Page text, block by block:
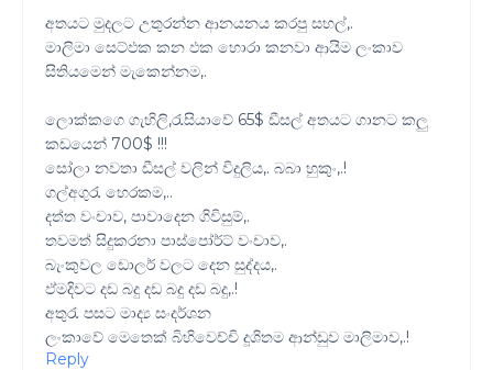
අතයට මුදලට උතුරන්න ආනයනය කරපු සහල්,.
මාලිමා සෙට්ඵක කන ඵක හොරා කනවා ආයිම ලංකාව
සිතියමෙන් මැකෙන්නම,.
ලොක්කගෙ ගැහිලි,රැසියාවේ 65$ ඩීසල් අතයට ගානට කලු
කඩයෙන් 700$ !!!
සෝලා නවතා ඩීසල් වලින් විදුලිය,. බබා හුකුං,.!
ගල්අගුරැ හෙරකම,..
දත්ත වංචාව, පාවාදෙන ගිවිසුම්,.
තවමත් සිදුකරනා පාස්පෝර්ට් වංචාව,.
බැංකුවල ඩොලර් වලට දෙන සුද්දය,.
ඵ්මදිවට දඩ බදු දඩ බදු දඩ බදු,.!
අතුරැ පසට මාද්‍ය සංදර්ශන
ලංකාවේ මෙතෙක් බිහිවෙච්චි දූශිතම ආන්ඩුව මාලිමාව,.!
Reply